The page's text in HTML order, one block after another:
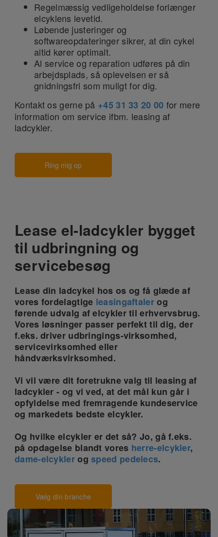
Regelmæssig vedligeholdelse forlænger
elcyklens levetid.
Løbende justeringer og
softwareopdateringer sikrer, at din cykel
altid kører optimalt.
Al service og reparation udføres på din
arbejdsplads, så oplevelsen er så
gnidningsfri som muligt for dig.
Kontakt os gerne på +45 31 33 20 00 for mere
information om service ifbm. leasing af
ladcykler.
Ring mig op
Lease el-ladcykler bygget
til udbringning og
servicebesøg
Lease din ladcykel hos os og få glæde af
vores fordelagtige leasingaftalerog
førende udvalg af elcykler til erhvervsbrug.
Vores løsninger passer perfekt til dig, der
f.eks. driver udbringings-virksomhed,
servicevirksomhed eller
håndværksvirksomhed.
Vi vil være dit foretrukne valg til leasing af
ladcykler - og vi ved, at det mål kun går i
opfyldelse med fremragende kundeservice
og markedets bedste elcykler.
Og hvilke elcykler er det så? Jo, gå f.eks.
på opdagelse blandt vores herre-elcykler,
dame-elcyklerogspeed pedelecs.
Vælg din branche